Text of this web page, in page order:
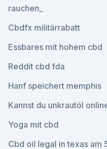
rauchen_
Cbdfx militärrabatt
Essbares mit hohem cbd
Reddit cbd fda
Hanf speichert memphis
Kannst du unkrautöl
Yoga mit cbd
Cbd oil legal in texas am